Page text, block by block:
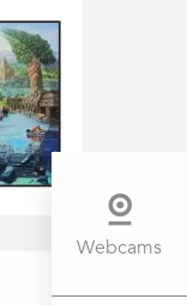
Webcams